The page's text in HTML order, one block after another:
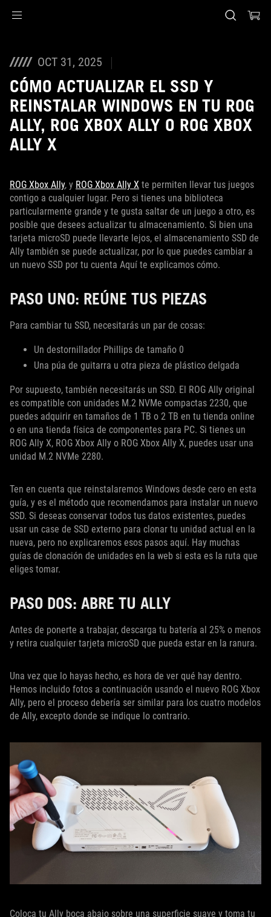
OCT 31, 2025
CÓMO ACTUALIZAR EL SSD Y
REINSTALAR WINDOWS EN TU ROG
ALLY, ROG XBOX ALLY O ROG XBOX
ALLY X
ROG Xbox Ally, y ROG Xbox Ally X te permiten llevar tus juegos
contigo a cualquier lugar. Pero si tienes una biblioteca
particularmente grande y te gusta saltar de un juego a otro, es
posible que desees actualizar tu almacenamiento. Si bien una
tarjeta microSD puede llevarte lejos, el almacenamiento SSD de
Ally también se puede actualizar, por lo que puedes cambiar a
un nuevo SSD por tu cuenta Aquí te explicamos cómo.
PASO UNO: REÚNE TUS PIEZAS
Para cambiar tu SSD, necesitarás un par de cosas:
Un destornillador Phillips de tamaño 0
Una púa de guitarra u otra pieza de plástico delgada
Por supuesto, también necesitarás un SSD. El ROG Ally original
es compatible con unidades M.2 NVMe compactas 2230, que
puedes adquirir en tamaños de 1 TB o 2 TB en tu tienda online
o en una tienda física de componentes para PC. Si tienes un
ROG Ally X, ROG Xbox Ally o ROG Xbox Ally X, puedes usar una
unidad M.2 NVMe 2280.
Ten en cuenta que reinstalaremos Windows desde cero en esta
guía, y es el método que recomendamos para instalar un nuevo
SSD. Si deseas conservar todos tus datos existentes, puedes
usar un case de SSD externo para clonar tu unidad actual en la
nueva, pero no explicaremos esos pasos aquí. Hay muchas
guías de clonación de unidades en la web si esta es la ruta que
eliges tomar.
PASO DOS: ABRE TU ALLY
Antes de ponerte a trabajar, descarga tu batería al 25% o menos
y retira cualquier tarjeta microSD que pueda estar en la ranura.
Una vez que lo hayas hecho, es hora de ver qué hay dentro.
Hemos incluido fotos a continuación usando el nuevo ROG Xbox
Ally, pero el proceso debería ser similar para los cuatro modelos
de Ally, excepto donde se indique lo contrario.
Coloca tu Ally boca abajo sobre una superficie suave y toma tu